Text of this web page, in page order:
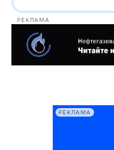
РЕКЛАМА
РЕКЛАМА